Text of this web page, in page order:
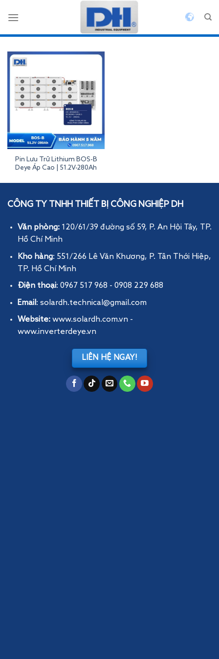
qua
Pin Lưu Trữ Lithium BOS-B
Deye Áp Cao | 51.2V-280Ah
Inverterdeye
CÔNG TY TNHH THIẾT BỊ CÔNG NGHIỆP DH
Văn phòng: 120/61/39 đường số 59, P. An Hội Tây, TP.
Hồ Chí Minh
Kho hàng: 551/266 Lê Văn Khương, P. Tân Thới Hiệp,
TP. Hồ Chí Minh
Điện thoại: 0967 517 968 - 0908 229 688
Email : solardh.technical@gmail.com
Website: www.solardh.com.vn-
www.inverterdeye.vn
LIÊN HỆ NGAY!